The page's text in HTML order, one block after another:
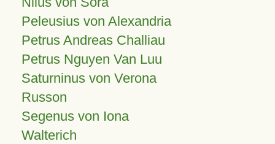
Peleusius von Alexandria
Petrus Andreas Challiau
Petrus Nguyen Van Luu
Saturninus von Verona
Russon
Segenus von Iona
Walterich